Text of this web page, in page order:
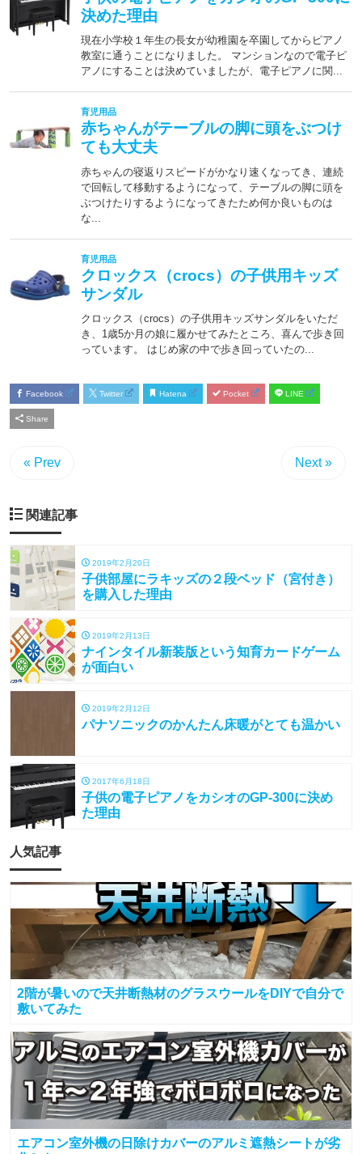
Facebook Twitter Hatena Pocket LINE
Share
« Prev Next »
関連記事
2019年2月20日
子供部屋にラキッズの２段ベッド（宮付き）
を購入した理由
2019年2月13日
ナインタイル新装版という知育カードゲーム
が面白い
2019年2月12日
パナソニックのかんたん床暖がとても温かい
2017年6月18日
子供の電子ピアノをカシオのGP-300に決め
た理由
人気記事
2階が暑いので天井断熱材のグラスウールをDIYで自分で
敷いてみた
エアコン室外機の日除けカバーのアルミ遮熱シートが劣